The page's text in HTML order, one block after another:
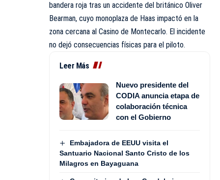
bandera roja tras un accidente del británico Oliver
Bearman, cuyo monoplaza de Haas impactó en la
zona cercana al Casino de Montecarlo. El incidente
no dejó consecuencias físicas para el piloto.
Leer Más
Nuevo presidente del
CODIA anuncia etapa de
colaboración técnica
con el Gobierno
Embajadora de EEUU visita el
Santuario Nacional Santo Cristo de los
Milagros en Bayaguana